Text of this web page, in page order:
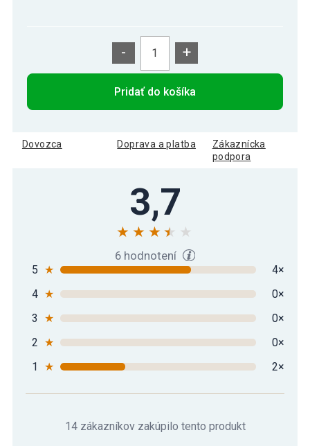
- +
Pridať do košíka
Dovozca Doprava a platba
Zákaznícka
podpora
3,7
6 hodnotení
5 ★
4×
4 ★
0×
3
★
0×
2 ★
0×
1
★ 2×
14 zákazníkov zakúpilo tento produkt